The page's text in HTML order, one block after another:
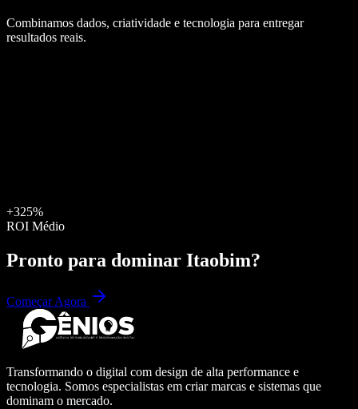
Combinamos dados, criatividade e tecnologia para entregar
resultados reais.
+325%
ROI Médio
Pronto para dominar Itaobim?
Começar Agora
Transformando o digital com design de alta performance e
tecnologia. Somos especialistas em criar marcas e sistemas que
dominam o mercado.